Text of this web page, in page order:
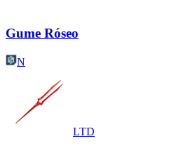
Gume Róseo
N
LTD